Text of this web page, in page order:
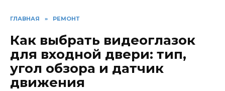
ГЛАВНАЯ » РЕМОНТ
Как выбрать видеоглазок
для входной двери: тип,
угол обзора и датчик
движения